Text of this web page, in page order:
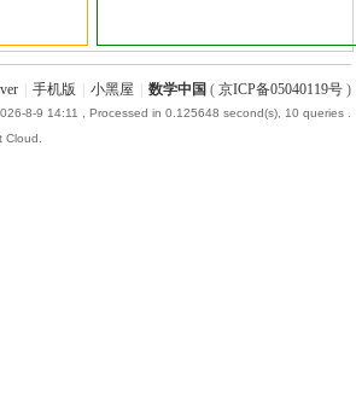
手机版 小黑屋 数学中国 ( 京ICP备05040119号)
8-9 14:11 , Processed in 0.125648 second(s), 10 queries .